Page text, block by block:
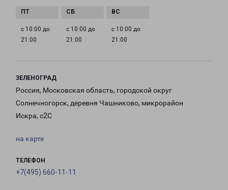
с 10:00 до
21:00
с 10:00 до
21:00
с 10:00 до
21:00
ЗЕЛЕНОГРАД
Россия, Московская область, городской округ
Солнечногорск, деревня Чашниково, микрорайон
Искра, с2С
на карте
ТЕЛЕФОН
+7(495) 660-11-11